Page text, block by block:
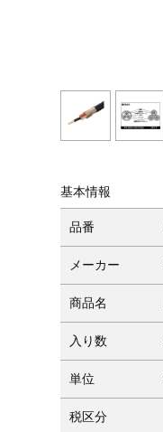
基本情報
品番
メーカー
商品名
入り数
単位
税区分